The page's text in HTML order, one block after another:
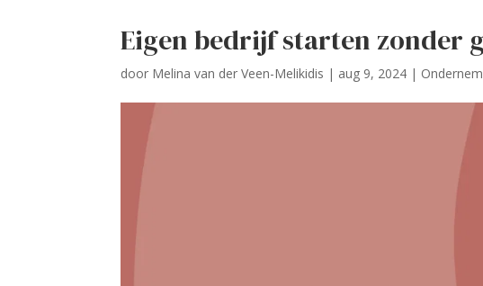
Eigen bedrijf starten zonder
door Melina van der Veen-Melikidis | aug 9, 2024 |